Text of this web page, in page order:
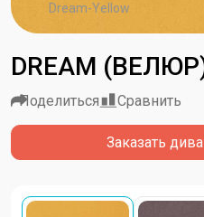
Dream-Yellow
DREAM
Заказать
Поделиться Сравнить